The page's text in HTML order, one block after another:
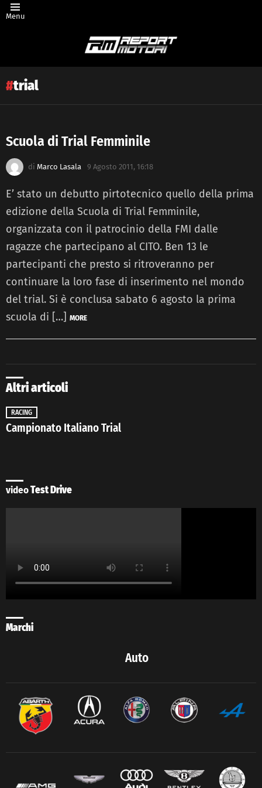
Menu
trial
Latest
story
Scuola di Trial Femminile
di Marco Lasala 9 Agosto 2011, 16:18
E’ stato un debutto pirtotecnico quello della prima
edizione della Scuola di Trial Femminile,
organizzata con il patrocinio della FMI dalle
ragazze che partecipano al CITO. Ben 13 le
partecipanti che presto si ritroveranno per
continuare la loro fase di inserimento nel mondo
del trial. Si è conclusa sabato 6 agosto la prima
scuola di […] MORE
Altri articoli
RACING
Campionato Italiano Trial
videoTest Drive
Marchi
Auto